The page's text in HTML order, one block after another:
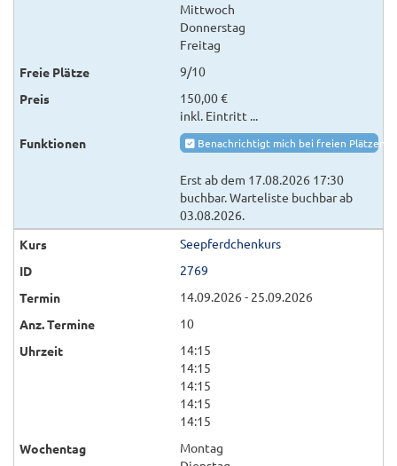
Mittwoch
Donnerstag
Freitag
9/10
150,00 €
inkl. Eintritt ...
Benachrichtigt mich bei freien Plätzen
Erst ab dem 17.08.2026 17:30
buchbar. Warteliste buchbar ab
03.08.2026.
Seepferdchenkurs
2769
14.09.2026 - 25.09.2026
10
14:15
14:15
14:15
14:15
14:15
Montag